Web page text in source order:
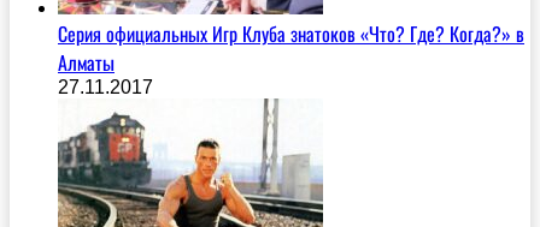
Серия официальных Игр Клуба знатоков «Что? Где? Когда?» в
Алматы
27.11.2017